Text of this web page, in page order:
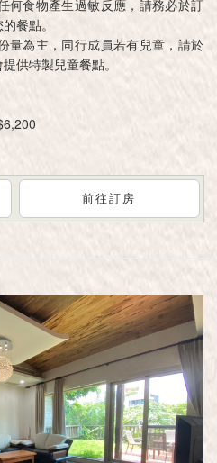
何食物產生過敏反應，請務必於訂
餐點。
量為主，同行成員若有兒童，請於
供特製兒童餐點。
前往訂房